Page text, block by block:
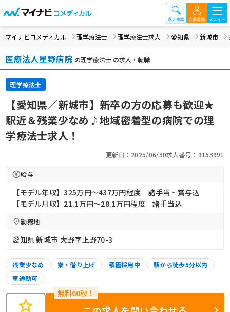
マイナビコメディカル 理学療法士 理学療法士求人 愛知県 新城市
医療法人星野病院 の理学療法士 の求人・転職
理学療法士
【愛知県／新城市】新卒の方の応募も歓迎★
駅近＆残業少なめ♪地域密着型の病院での理
学療法士求人！
更新日：2025/06/30求人番号：9153991
給与
【モデル年収】325万円〜437万円程度 諸手当・賞与込
【モデル月収】21.1万円〜28.1万円程度 諸手当込
勤務地
愛知県 新城市 大野字上野70-3
残業少なめ 寮・借り上げ 積極採用中
駅から徒歩5分以内
車通勤可
star